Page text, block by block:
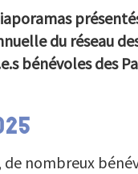
SAUVAGES
du réseau
bénévoles des
de nombreux